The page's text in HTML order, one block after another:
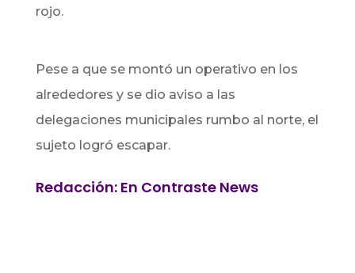
rojo.
Pese a que se montó un operativo en los
alrededores y se dio aviso a las
delegaciones municipales rumbo al norte, el
sujeto logró escapar.
Redacción: En Contraste News